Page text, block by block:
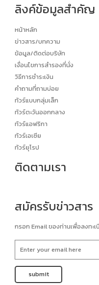
ลิงค์ข้อมูลสำคัญ
หน้าหลัก
ข่าวสาร/บทความ
ข้อมูล/ติดต่อบริษัท
เงื่อนไขการสำรองที่นั่ง
วิธีการชำระเงิน
คำถามที่ถามบ่อย
ทัวร์แบบกลุ่มเล็ก
ทัวร์ตะวันออกกลาง
ทัวร์แอฟริกา
ทัวร์เอเซีย
ทัวร์ยุโรป
ติดตามเรา
สมัครรับข่าวสาร
กรอก Email ของท่านเพื่อลงทะ